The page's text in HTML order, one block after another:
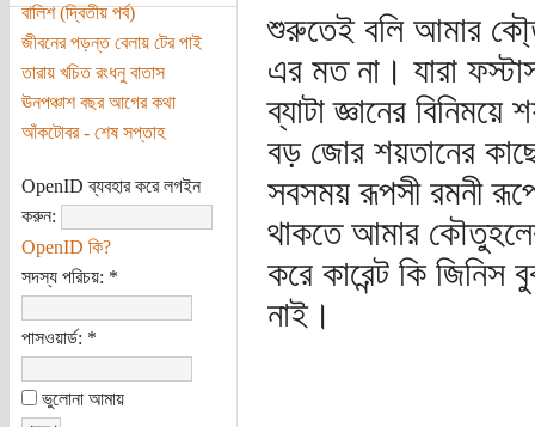
বালিশ (দ্বিতীয় পর্ব)
জীবনের পড়ন্ত বেলায় টের পাই
তারায় খচিত রংধনু বাতাস
ঊনপঞ্চাশ বছর আগের কথা
আঁকটোবর - শেষ সপ্তাহ
OpenID ব্যবহার করে লগইন
করুন:
OpenID কি?
সদস্য পরিচয়: *
পাসওয়ার্ড: *
ভুলোনা আমায়
শুরুতেই বলি আমার
এর মত না। যারা
ব্যাটা জ্ঞানের
বড় জোর শয়তানের
সবসময় রূপসী রমনী
থাকতে আমার
করে কারেন্ট কি
নাই।